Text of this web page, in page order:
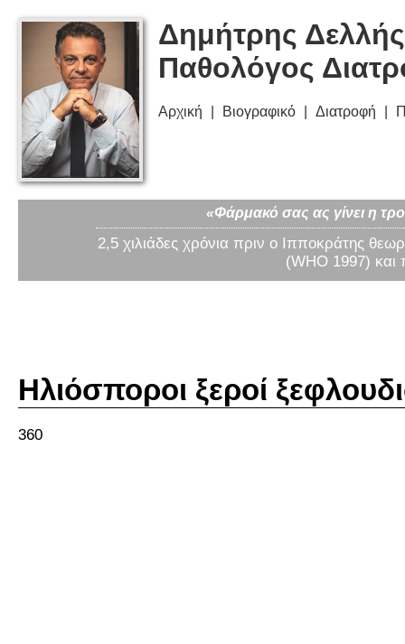
Δημήτρης
Παθολόγος
Αρχική Βιογραφικό Διατροφή
«Φάρμακό σας ας γίνει η
2,5 χιλιάδες χρόνια πριν ο Ιπποκράτης
(WHO 1997) και
Ηλιόσποροι ξεροί
360